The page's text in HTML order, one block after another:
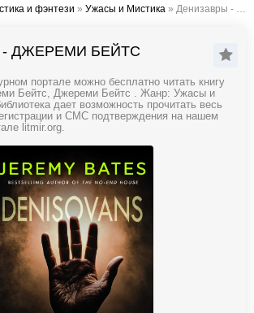
и фэнтези » Ужасы и Мистика » Денизавры - Джереми Бейтс
ДЖЕРЕМИ БЕЙТС
портале можно бесплатно читать книгу
Бейтс, Джереми Бейтс . Жанр: Ужасы и
дает возможность прочитать весь
и СМС подтверждения на нашем
litmir.org.